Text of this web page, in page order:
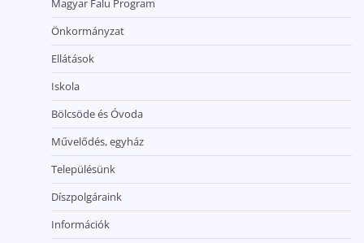
Magyar Falu Program
Önkormányzat
Ellátások
Iskola
Bölcsöde és Óvoda
Művelődés, egyház
Településünk
Díszpolgáraink
Információk